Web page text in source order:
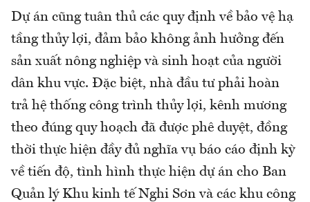
Dự án cũng tuân thủ các quy định về bảo vệ hạ
tầng thủy lợi, đảm bảo không ảnh hưởng đến
sản xuất nông nghiệp và sinh hoạt của người
dân khu vực. Đặc biệt, nhà đầu tư phải hoàn
trả hệ thống công trình thủy lợi, kênh mương
theo đúng quy hoạch đã được phê duyệt, đồng
thời thực hiện đầy đủ nghĩa vụ báo cáo định kỳ
về tiến độ, tình hình thực hiện dự án cho Ban
Quản lý Khu kinh tế Nghi Sơn và các khu công